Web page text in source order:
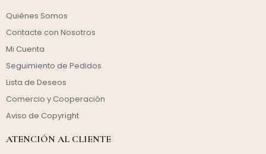
Quiénes Somos
Contacte con Nosotros
Mi Cuenta
Seguimiento de Pedidos
Lista de Deseos
Comercio y Cooperación
Aviso de Copyright
ATENCIÓN AL CLIENTE